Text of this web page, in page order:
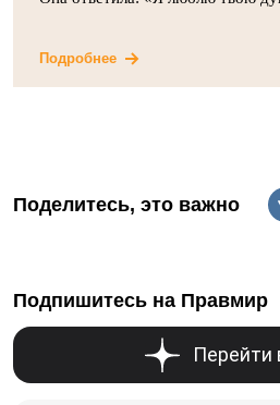
Подробнее
Поделитесь, это важно
Подпишитесь на Правмир
Перейти